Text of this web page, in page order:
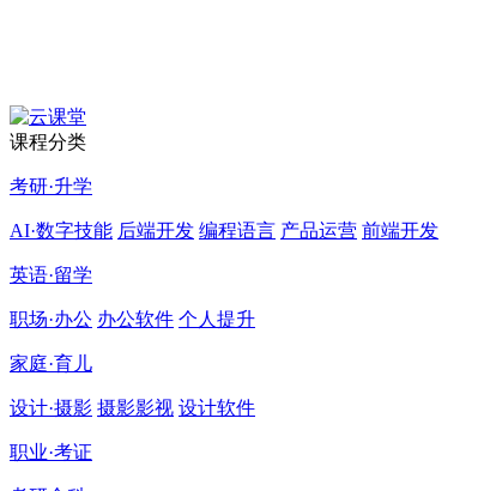
课程分类
考研·升学
AI·数字技能 后端开发 编程语言 产品运营 前端开发
英语·留学
职场·办公 办公软件 个人提升
家庭·育儿
设计·摄影 摄影影视 设计软件
职业·考证